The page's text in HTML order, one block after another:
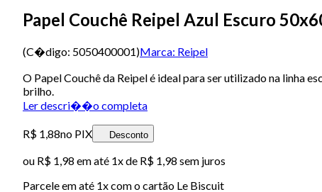
Papel Couchê Reipel Azul Escuro
(C�digo: 5050400001)Marca: Reipel
O Papel Couchê da Reipel é ideal para ser utilizado na linha
brilho.
Ler descri��o completa
R$ 1,88no PIX Desconto
ou R$ 1,98 em até 1x de R$ 1,98 sem juros
Parcele em até 1x com o cartão Le Biscuit